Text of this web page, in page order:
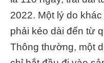
2022. Một lý do
phải kéo dài đến từ
Thông thường, một